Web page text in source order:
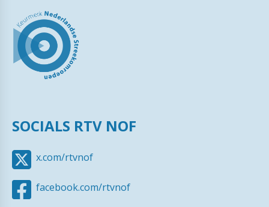
SOCIALS RTV NOF
x.com/rtvnof
facebook.com/rtvnof